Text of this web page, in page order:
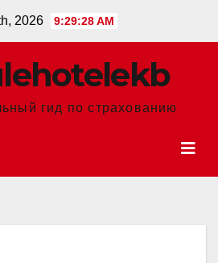
2026 9:29:29 AM
гид по страхованию